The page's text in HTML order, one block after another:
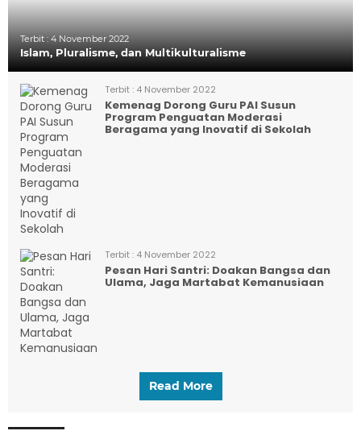
Terbit : 4 November 2022
Islam, Pluralisme, dan Multikulturalisme
Terbit : 4 November 2022
Kemenag Dorong Guru PAI Susun
Program Penguatan Moderasi
Beragama yang Inovatif di Sekolah
Terbit : 4 November 2022
Pesan Hari Santri: Doakan Bangsa dan
Ulama, Jaga Martabat Kemanusiaan
Read More